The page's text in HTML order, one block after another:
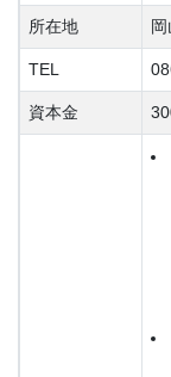
所在地
TEL
資本金